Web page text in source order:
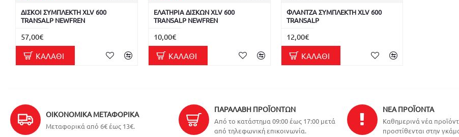
ΔΙΣΚΟΙ ΣΥΜΠΛΕΚΤΗ XLV 600
TRANSALP NEWFREN
57,00€
ΚΑΛΆΘΙ
ΕΛΑΤΗΡΙΑ ΔΙΣΚΩΝ XLV 600
TRANSALP NEWFREN
10,00€
ΚΑΛΆΘΙ
ΦΛΑΝΤΖΑ ΣΥΜΠΛΕΚΤΗ XLV 600
TRANSALP
12,00€
ΚΑΛΆΘΙ
ΟΙΚΟΝΟΜΙΚΆ ΜΕΤΑΦΟΡΙΚΆ
Μεταφορικά από 6€ έως 13€.
ΠΑΡΑΛΑΒΉ ΠΡΟΪΌΝΤΩΝ
Από το κατάστημα 09:00 έως 17:00 μετά
από τηλεφωνική επικοινωνία.
ΝΈΑ ΠΡΟΪΌΝΤΑ
Καθημερινά νέα
προστίθενται στην